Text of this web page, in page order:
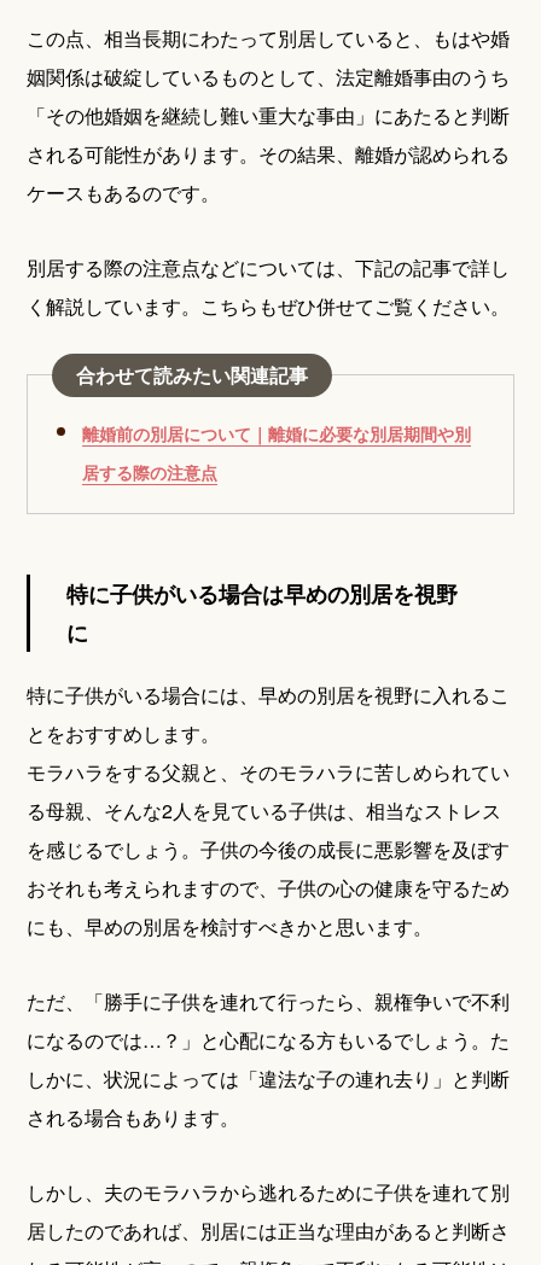
この点、相当長期にわたって別居していると、もはや婚
姻関係は破綻しているものとして、法定離婚事由のうち
「その他婚姻を継続し難い重大な事由」にあたると判断
される可能性があります。その結果、離婚が認められる
ケースもあるのです。
別居する際の注意点などについては、下記の記事で詳し
く解説しています。こちらもぜひ併せてご覧ください。
合わせて読みたい関連記事
離婚前の別居について｜離婚に必要な別居期間や別
居する際の注意点
特に子供がいる場合は早めの別居を視野
に
特に子供がいる場合には、早めの別居を視野に入れるこ
とをおすすめします。
モラハラをする父親と、そのモラハラに苦しめられてい
る母親、そんな2人を見ている子供は、相当なストレス
を感じるでしょう。子供の今後の成長に悪影響を及ぼす
おそれも考えられますので、子供の心の健康を守るため
にも、早めの別居を検討すべきかと思います。
ただ、「勝手に子供を連れて行ったら、親権争いで不利
になるのでは…？」と心配になる方もいるでしょう。た
しかに、状況によっては「違法な子の連れ去り」と判断
される場合もあります。
しかし、夫のモラハラから逃れるために子供を連れて別
居したのであれば、別居には正当な理由があると判断さ